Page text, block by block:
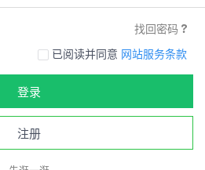
找回密码
已阅读并同意 网站服务条款
登录
注册